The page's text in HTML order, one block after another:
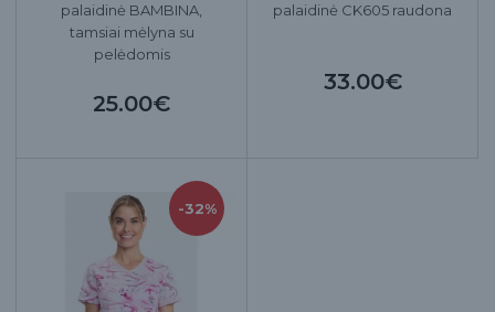
palaidinė BAMBINA,
tamsiai mėlyna su
pelėdomis
25.00€
palaidinė CK605 raudona
33.00€
-32%